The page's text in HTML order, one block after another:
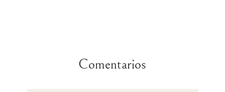
Comentarios